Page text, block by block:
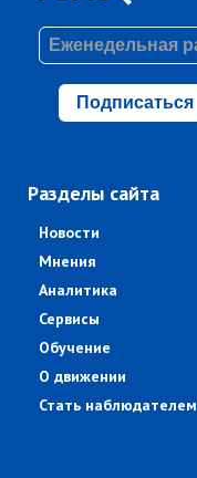
Подписаться
Разделы сайта
Новости
Мнения
Аналитика
Сервисы
Обучение
О движении
Стать наблюдателем